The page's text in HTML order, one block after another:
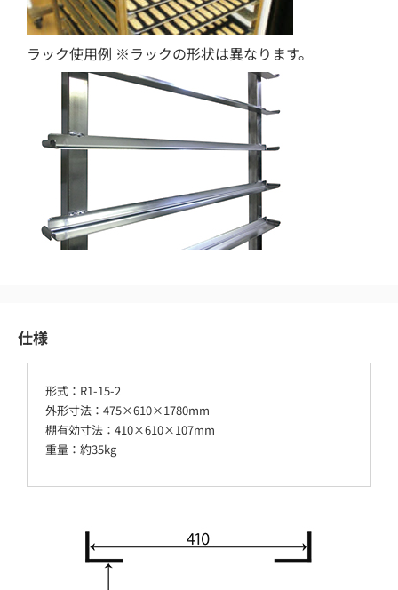
ラック使用例 ※ラックの形状は異なります。
仕様
形式：R1-15-2
外形寸法：475×610×1780mm
棚有効寸法：410×610×107mm
重量：約35kg